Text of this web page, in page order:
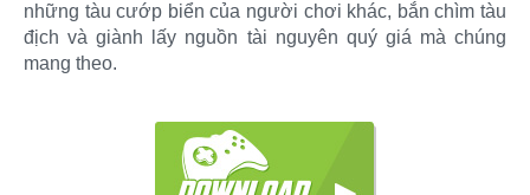
những tàu cướp biển của người chơi khác, bắn chìm tàu
địch và giành lấy nguồn tài nguyên quý giá mà chúng
mang theo.